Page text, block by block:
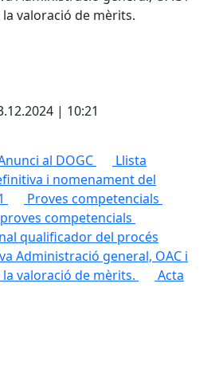
valoració de mèrits.
| 10:21
al DOGC
Llista
i nomenament del
Proves competencials
competencials
qualificador del procés
Administració general, OAC i
valoració de mèrits.
Acta